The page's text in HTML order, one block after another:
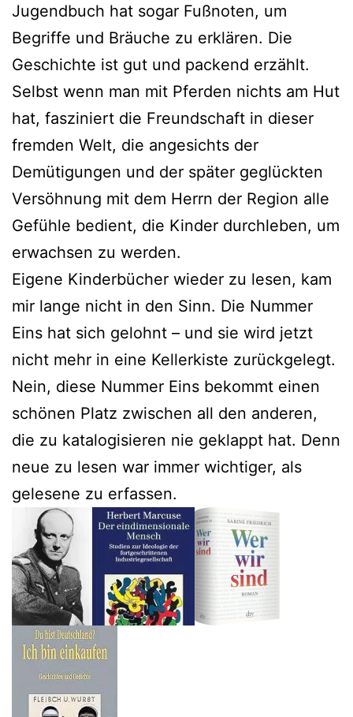
Jugendbuch hat sogar Fußnoten, um
Begriffe und Bräuche zu erklären. Die
Geschichte ist gut und packend erzählt.
Selbst wenn man mit Pferden nichts am Hut
hat, fasziniert die Freundschaft in dieser
fremden Welt, die angesichts der
Demütigungen und der später geglückten
Versöhnung mit dem Herrn der Region alle
Gefühle bedient, die Kinder durchleben, um
erwachsen zu werden.
Eigene Kinderbücher wieder zu lesen, kam
mir lange nicht in den Sinn. Die Nummer
Eins hat sich gelohnt – und sie wird jetzt
nicht mehr in eine Kellerkiste zurückgelegt.
Nein, diese Nummer Eins bekommt einen
schönen Platz zwischen all den anderen,
die zu katalogisieren nie geklappt hat. Denn
neue zu lesen war immer wichtiger, als
gelesene zu erfassen.